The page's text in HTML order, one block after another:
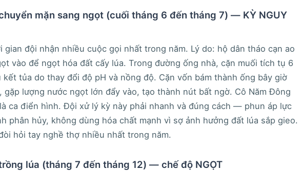
mặn sang ngọt (cuối tháng 6 đến tháng 7) — KỲ NGUY
gian đội nhận nhiều cuộc gọi nhất trong năm. Lý do: hộ dân tháo cạn ao
vào để ngọt hóa đất cấy lúa. Trong đường ống nhà, cặn muối tích tụ 6
kết tủa do thay đổi độ pH và nồng độ. Cặn vốn bám thành ống bây giờ
gặp lượng nước ngọt lớn đẩy vào, tạo thành nút bất ngờ. Cô Năm Đông
ca điển hình. Đội xử lý kỳ này phải nhanh và đúng cách — phun áp lực
phân hủy, không dùng hóa chất mạnh vì sợ ảnh hưởng đất lúa sắp gieo.
hỏi tay nghề thợ nhiều nhất trong năm.
lúa (tháng 7 đến tháng 12) — chế độ NGỌT